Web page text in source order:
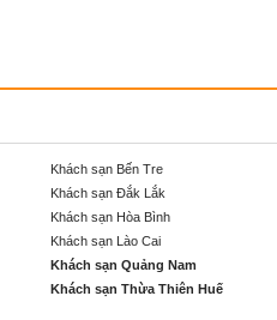
Khách sạn Bến Tre
Khách sạn Đắk Lắk
Khách sạn Hòa Bình
Khách sạn Lào Cai
Khách sạn Quảng Nam
Khách sạn Thừa Thiên Huế